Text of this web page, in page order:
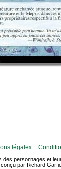
légales
des personnages et
par Richard